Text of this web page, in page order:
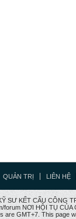
QUẢN TRỊ LIÊN HỆ
SƯ KẾT CẤU CÔNG
forum NƠI HỘI TỤ CỦA
are GMT+7. This page